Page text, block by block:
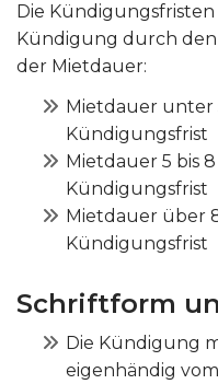
Die
Kündigung durch
der Mietdauer:
Mietdauer unter
Kündigungsfrist
Mietdauer 5 bis
Kündigungsfrist
Mietdauer über
Kündigungsfrist
Schriftform
Die Kündigung
eigenhändig